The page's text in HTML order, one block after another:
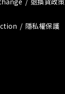
/ 隱私權保護